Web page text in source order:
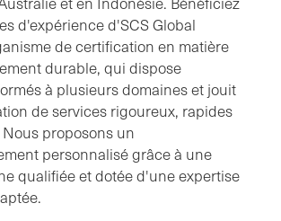
d'expérience d'SCS Global
de certification en matière
durable, qui dispose
à plusieurs domaines et jouit
de services rigoureux, rapides
proposons un
personnalisé grâce à une
qualifiée et dotée d'une expertise